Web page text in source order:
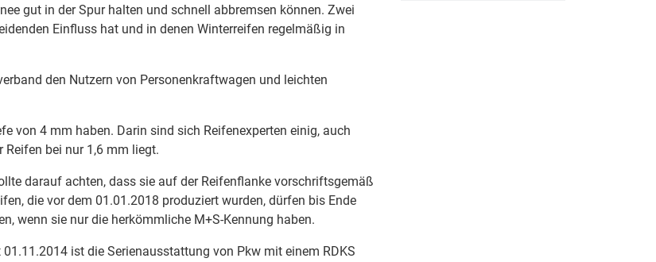
gut in der Spur halten und schnell abbremsen können. Zwei
Einfluss hat und in denen Winterreifen regelmäßig in
den Nutzern von Personenkraftwagen und leichten
von 4 mm haben. Darin sind sich Reifenexperten einig, auch
bei nur 1,6 mm liegt.
darauf achten, dass sie auf der Reifenflanke vorschriftsgemäß
die vor dem 01.01.2018 produziert wurden, dürfen bis Ende
wenn sie nur die herkömmliche M+S-Kennung haben.
01.11.2014 ist die Serienausstattung von Pkw mit einem RDKS